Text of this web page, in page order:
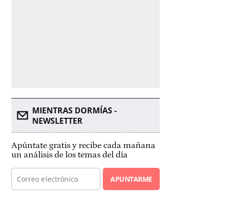
MIENTRAS DORMÍAS -
NEWSLETTER
Apúntate gratis y recibe cada mañana
un análisis de los temas del día
APUNTARME